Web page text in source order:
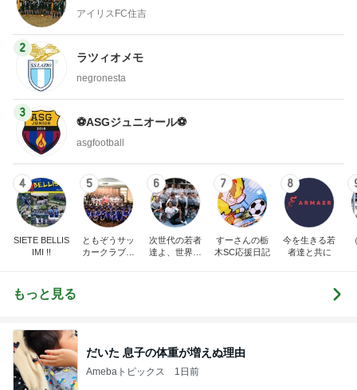
アイリスFC住吉
2
ラツィオメモ
negronesta
3
⚽️ASGジュニオール⚽️
asgfootball
4
SIETE BELLIS
IMI !!
5
ともぞうサッ
カークラブ
6
次世代の若者
達よ、世界を
7
すーさんの栃
木SC応援日記
8
今を生きる若
者達と共に
もっと見る
だいた 息子の体重が増えぬ理由
Amebaトピックス 1日前